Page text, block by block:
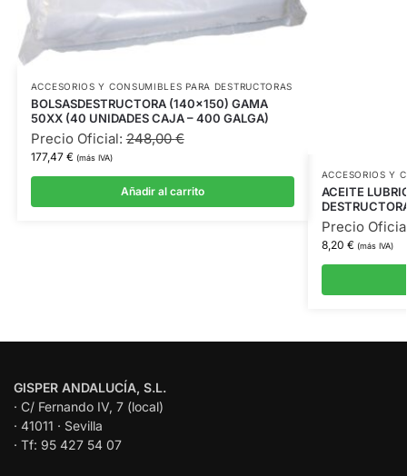
ACCESORIOS Y CONSUMIBLES PARA DESTRUCTORAS
BOLSASDESTRUCTORA (140×150) GAMA
50XX (40 UNIDADES CAJA – 400 GALGA)
Precio Oficial:248,00€
177,47 € (más IVA)
Añadir al carrito
ACCESORIOS Y
ACEITE
Precio
8,20 € (más IVA)
GISPER ANDALUCÍA, S.L.
· C/ Fernando IV, 7 (local)
· 41011 · Sevilla
· Tf: 95 427 54 07